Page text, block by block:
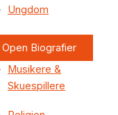
Ungdom
Open Biografier
Musikere &
Skuespillere